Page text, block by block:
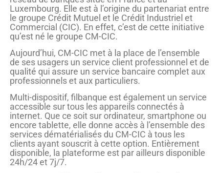
Luxembourg. Elle est à l’origine du partenariat entre
le groupe Crédit Mutuel et le Crédit Industriel et
Commercial (CIC). En effet, c’est de cette initiative
qu’est né le groupe CM-CIC.
Aujourd’hui, CM-CIC met à la place de l’ensemble
de ses usagers un service client professionnel et de
qualité qui assure un service bancaire complet aux
professionnels et aux particuliers.
Multi-dispositif, filbanque est également un service
accessible sur tous les appareils connectés à
internet. Que ce soit sur ordinateur, smartphone ou
encore tablette, elle donne accès à l’ensemble des
services dématérialisés du CM-CIC à tous les
clients ayant souscrit à cette option. Entièrement
disponible, la plateforme est par ailleurs disponible
24h/24 et 7j/7.